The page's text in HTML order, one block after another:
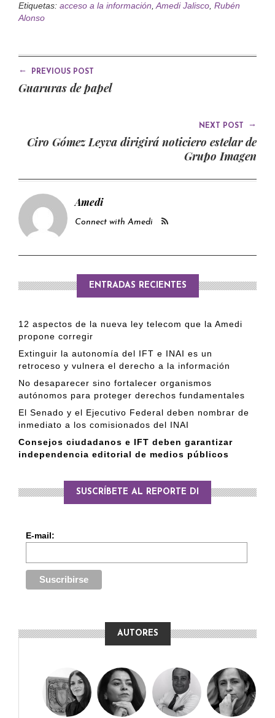
Etiquetas: acceso a la información Amedi Jalisco Rubén
Alonso
← PREVIOUS POST
Guaruras de papel
NEXT POST →
Ciro Gómez Leyva dirigirá noticiero estelar de
Grupo Imagen
Amedi
Connect with Amedi
ENTRADAS RECIENTES
12 aspectos de la nueva ley telecom que la Amedi
propone corregir
Extinguir la autonomía del IFT e INAI es un
retroceso y vulnera el derecho a la información
No desaparecer sino fortalecer organismos
autónomos para proteger derechos fundamentales
El Senado y el Ejecutivo Federal deben nombrar de
inmediato a los comisionados del INAI
Consejos ciudadanos e IFT deben garantizar
independencia editorial de medios públicos
SUSCRÍBETE AL REPORTE DI
E-mail:
AUTORES